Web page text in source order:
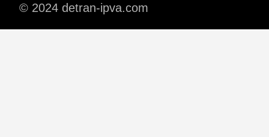
© 2024 detran-ipva.com